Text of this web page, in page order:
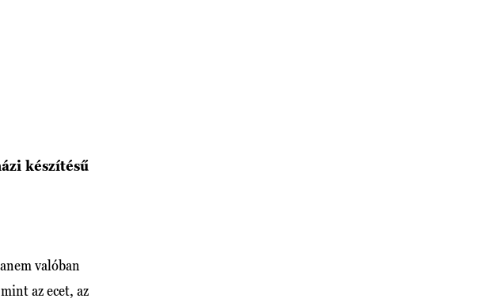
készítésű
valóban
az ecet, az